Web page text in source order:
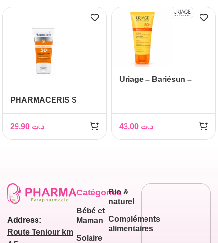
PHARMACERIS S
CREME HAUTE
PROTECTION SPF50+
د.ت
Uriage – Bariésun –
د.ت
Address:
Route Teniour km
Catégories
Bébé et
Maman
Solaire
Bio &
naturel
Compléments
alimentaires